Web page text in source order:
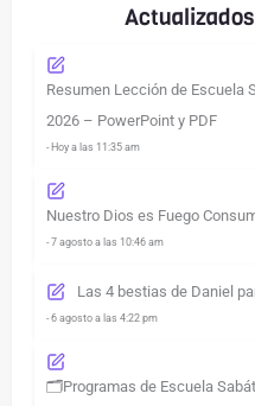
Resumen Lección de Escuela
2026 – PowerPoint y PDF
- Hoy a las 11:35 am
Nuestro Dios es Fuego
- 7 agosto a las 10:46 am
Las 4 bestias de Daniel
- 6 agosto a las 4:22 pm
🗂️Programas de Escuela